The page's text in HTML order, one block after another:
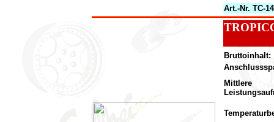
Art.-Nr. TC-
Bruttoinhalt:
Mittlere